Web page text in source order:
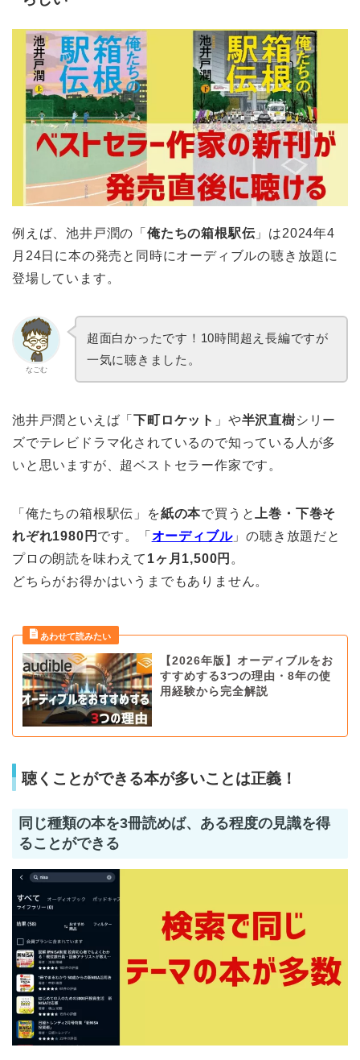
例えば、池井戸潤の「 俺たちの箱根駅伝」は2024年4
月24日に本の発売と同時にオーディブルの聴き放題に
登場しています。
なごむ
超面白かったです！10時間超え長編ですが
一気に聴きました。
池井戸潤といえば「下町ロケット 」や半沢直樹シリー
ズでテレビドラマ化されているので知っている人が多
いと思いますが、超ベストセラー作家です。
「俺たちの箱根駅伝」を紙の本で買うと
上巻・下巻そ
れぞれ1980円 です。「 オーディブル」の聴き放題だと
プロの朗読を味わえて 1ヶ月1,500円 。
どちらがお得かはいうまでもありません。
【2026年版】オーディブルをお
すすめする3つの理由・8年の使
用経験から完全解説
聴くことができる本が多いことは正義！
同じ種類の本を3冊読めば、ある程度の見識を得
ることができる